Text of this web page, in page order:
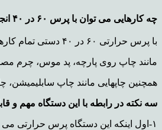
چه کارهایی می توان با پرس ۶۰ در ۴۰ انجام داد؟
با پرس حرارتی ۶۰ در ۴۰ دستی تمام کارهایی که با پرس های حرارتی می توان زد را می توان انجام داد
مانند چاپ روی پارچه، پد موس، چرم
همچنین چاپهایی مانند چاپ
سه نکته در رابطه با این دستگاه مهم و
۱-اول اینکه این دستگاه پرس حرارتی می باشد